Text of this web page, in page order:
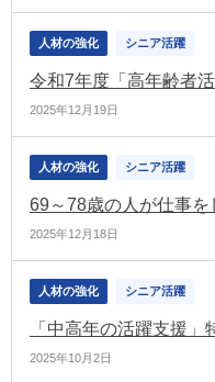
人材の強化 シニア活躍
2025年12月19日
人材の強化 シニア活躍
2025年12月18日
人材の強化 シニア活躍
2025年10月2日